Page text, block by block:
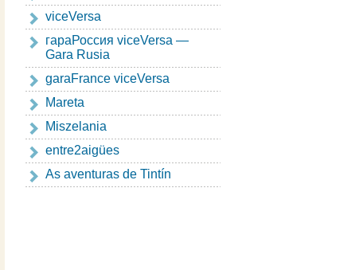
viceVersa
гapaРоссия viceVersa —
Gara Rusia
garaFrance viceVersa
Mareta
Miszelania
entre2aigües
As aventuras de Tintín